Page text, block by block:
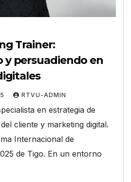
Trainer:
y persuadiendo en
RTVU-ADMIN
en estrategia de
cliente y marketing digital.
Internacional de
de Tigo. En un entorno